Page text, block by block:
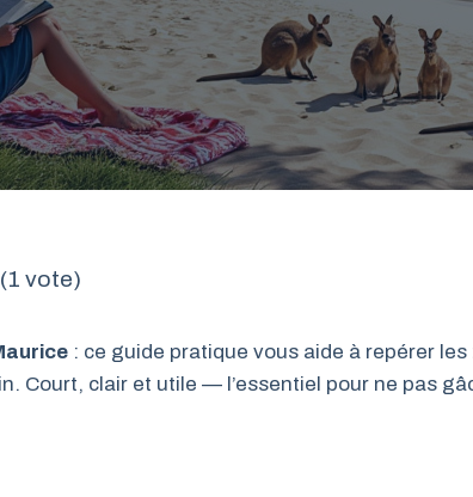
vote)
: ce guide pratique vous aide à repérer
Court, clair et utile — l’essentiel pour ne pas